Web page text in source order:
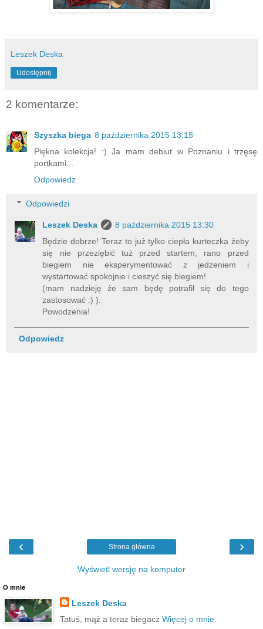
Leszek Deska
Udostępnij
2 komentarze:
Szyszka biega 8 października 2015 13:18
Piękna kolekcja! :) Ja mam debiut w Poznaniu i trzęsę
portkami...
Odpowiedz
Odpowiedzi
Leszek Deska
8 października 2015 13:30
Będzie dobrze! Teraz to już tylko ciepła kurteczka żeby
się nie przeziębić tuż przed startem, rano przed
biegiem nie eksperymentować z jedzeniem i
wystartować spokojnie i cieszyć się biegiem!
(mam nadzieję że sam będę potrafił się do tego
zastosować :) ).
Powodzenia!
Odpowiedz
‹ ›
Strona główna
Wyświetl wersję na komputer
O mnie
Leszek Deska
Tatuś, mąż a teraz biegacz Więcej o mnie